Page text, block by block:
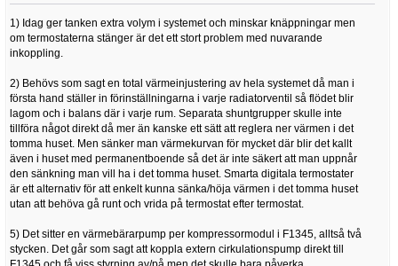
1) Idag ger tanken extra volym i systemet och minskar knäppningar men
om termostaterna stänger är det ett stort problem med nuvarande
inkoppling.
2) Behövs som sagt en total värmeinjustering av hela systemet då man i
första hand ställer in förinställningarna i varje radiatorventil så flödet blir
lagom och i balans där i varje rum. Separata shuntgrupper skulle inte
tillföra något direkt då mer än kanske ett sätt att reglera ner värmen i det
tomma huset. Men sänker man värmekurvan för mycket där blir det kallt
även i huset med permanentboende så det är inte säkert att man uppnår
den sänkning man vill ha i det tomma huset. Smarta digitala termostater
är ett alternativ för att enkelt kunna sänka/höja värmen i det tomma huset
utan att behöva gå runt och vrida på termostat efter termostat.
5) Det sitter en värmebärarpump per kompressormodul i F1345, alltså två
stycken. Det går som sagt att koppla extern cirkulationspump direkt till